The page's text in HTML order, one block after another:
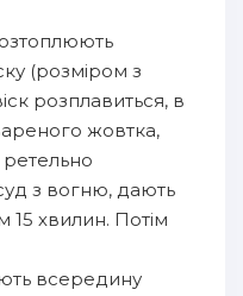
(розміром з
розплавиться, в
жовтка,
з вогню, дають
15 хвилин. Потім
всередину